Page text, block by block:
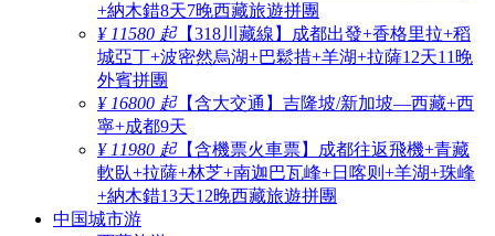
+納木錯8天7晚西藏旅遊拼團
¥ 11580 起【318川藏線】成都出發+香格里拉+稻
城亞丁+波密然烏湖+巴鬆措+羊湖+拉薩12天11晚
外賓拼團
¥ 16800 起【含大交通】吉隆坡/新加坡—西藏+西
寧+成都9天
¥ 11980 起【含機票火車票】成都往返飛機+青藏
軟臥+拉薩+林芝+南迦巴瓦峰+日喀则+羊湖+珠峰
+納木錯13天12晚西藏旅遊拼團
中国城市游